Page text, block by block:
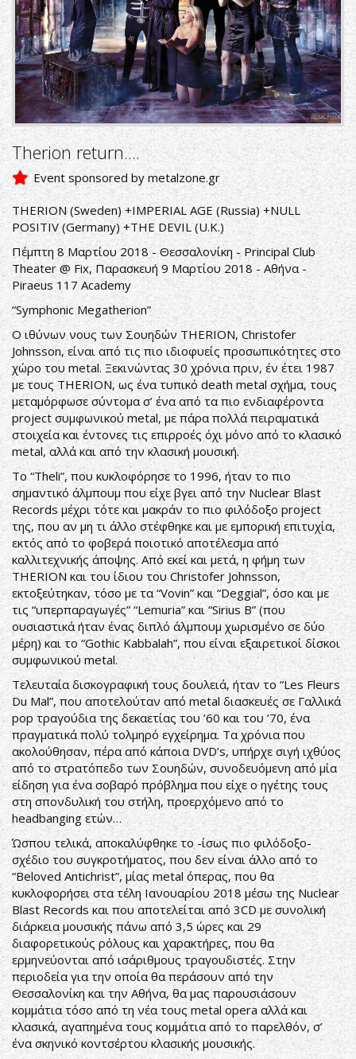
Album-
Les-
Fleurs-
Du-
Mal-
2012_1MB.jpg
Therion return....
Event sponsored by metalzone.gr
THERION (Sweden) +IMPERIAL AGE (Russia) +NULL
POSITIV (Germany) +THE DEVIL (U.K.)
Πέμπτη 8 Μαρτίου 2018 - Θεσσαλονίκη - Principal Club
Theater @ Fix, Παρασκευή 9 Μαρτίου 2018 - Αθήνα -
Piraeus 117 Academy
“Symphonic Megatherion”
Ο ιθύνων νους των Σουηδών THERION, Christofer
Johnsson, είναι από τις πιο ιδιοφυείς προσωπικότητες στο
χώρο του metal. Ξεκινώντας 30 χρόνια πριν, έν έτει 1987
με τους THERION, ως ένα τυπικό death metal σχήμα, τους
μεταμόρφωσε σύντομα σ’ ένα από τα πιο ενδιαφέροντα
project συμφωνικού metal, με πάρα πολλά πειραματικά
στοιχεία και έντονες τις επιρροές όχι μόνο από το κλασικό
metal, αλλά και από την κλασική μουσική.
Το “Theli”, που κυκλοφόρησε το 1996, ήταν το πιο
σημαντικό άλμπουμ που είχε βγει από την Nuclear Blast
Records μέχρι τότε και μακράν το πιο φιλόδοξο project
της, που αν μη τι άλλο στέφθηκε και με εμπορική επιτυχία,
εκτός από το φοβερά ποιοτικό αποτέλεσμα από
καλλιτεχνικής άποψης. Από εκεί και μετά, η φήμη των
THERION και του ίδιου του Christofer Johnsson,
εκτοξεύτηκαν, τόσο με τα “Vovin” και “Deggial”, όσο και με
τις “υπερπαραγωγές” “Lemuria” και “Sirius B” (που
ουσιαστικά ήταν ένας διπλό άλμπουμ χωρισμένο σε δύο
μέρη) και το “Gothic Kabbalah”, που είναι εξαιρετικοί δίσκοι
συμφωνικού metal.
Τελευταία δισκογραφική τους δουλειά, ήταν το “Les Fleurs
Du Mal”, που αποτελούταν από metal διασκευές σε Γαλλικά
pop τραγούδια της δεκαετίας του ’60 και του ’70, ένα
πραγματικά πολύ τολμηρό εγχείρημα. Τα χρόνια που
ακολούθησαν, πέρα από κάποια DVD’s, υπήρχε σιγή ιχθύος
από το στρατόπεδο των Σουηδών, συνοδευόμενη από μία
είδηση για ένα σοβαρό πρόβλημα που είχε ο ηγέτης τους
στη σπονδυλική του στήλη, προερχόμενο από το
headbanging ετών…
Ώσπου τελικά, αποκαλύφθηκε το -ίσως πιο φιλόδοξο-
σχέδιο του συγκροτήματος, που δεν είναι άλλο από το
“Beloved Antichrist”, μίας metal όπερας, που θα
κυκλοφορήσει στα τέλη Ιανουαρίου 2018 μέσω της Nuclear
Blast Records και που αποτελείται από 3CD με συνολική
διάρκεια μουσικής πάνω από 3,5 ώρες και 29
διαφορετικούς ρόλους και χαρακτήρες, που θα
ερμηνεύονται από ισάριθμους τραγουδιστές. Στην
περιοδεία για την οποία θα περάσουν από την
Θεσσαλονίκη και την Αθήνα, θα μας παρουσιάσουν
κομμάτια τόσο από τη νέα τους metal opera αλλά και
κλασικά, αγαπημένα τους κομμάτια από το παρελθόν, σ’
ένα σκηνικό κοντσέρτου κλασικής μουσικής.